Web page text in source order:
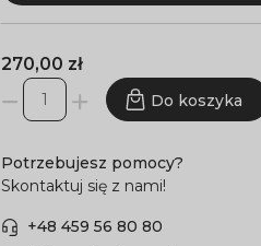
270,00 zł
Do koszyka
Potrzebujesz pomocy?
Skontaktuj się z nami!
+48 459 56 80 80